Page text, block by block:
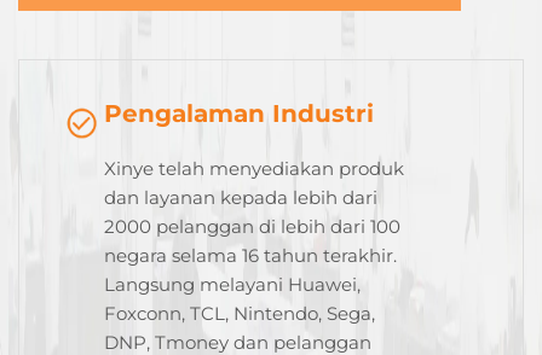
Pengalaman Industri
Xinye telah menyediakan produk
dan layanan kepada lebih dari
2000 pelanggan di lebih dari 100
negara selama 16 tahun terakhir.
Langsung melayani Huawei,
Foxconn, TCL, Nintendo, Sega,
DNP, Tmoney dan pelanggan